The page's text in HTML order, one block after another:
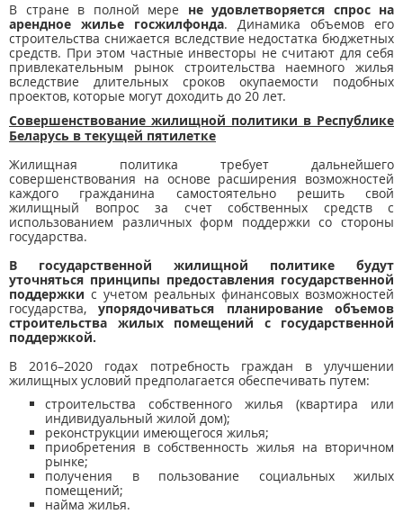
В стране в полной мере не удовлетворяется спрос на
арендное жилье госжилфонда. Динамика объемов его
строительства снижается вследствие недостатка бюджетных
средств. При этом частные инвесторы не считают для себя
привлекательным рынок строительства наемного жилья
вследствие длительных сроков окупаемости подобных
проектов, которые могут доходить до 20 лет.
Совершенствование жилищной политики в Республике
Беларусь в текущей пятилетке
Жилищная политика требует дальнейшего
совершенствования на основе расширения возможностей
каждого гражданина самостоятельно решить свой
жилищный вопрос за счет собственных средств с
использованием различных форм поддержки со стороны
государства.
В государственной жилищной политике будут
уточняться принципы предоставления государственной
поддержки с учетом реальных финансовых возможностей
государства,упорядочиваться планирование объемов
строительства жилых помещений с государственной
поддержкой.
В 2016–2020 годах потребность граждан в улучшении
жилищных условий предполагается обеспечивать путем:
строительства собственного жилья (квартира или
индивидуальный жилой дом);
реконструкции имеющегося жилья;
приобретения в собственность жилья на вторичном
рынке;
получения в пользование социальных жилых
помещений;
найма жилья.